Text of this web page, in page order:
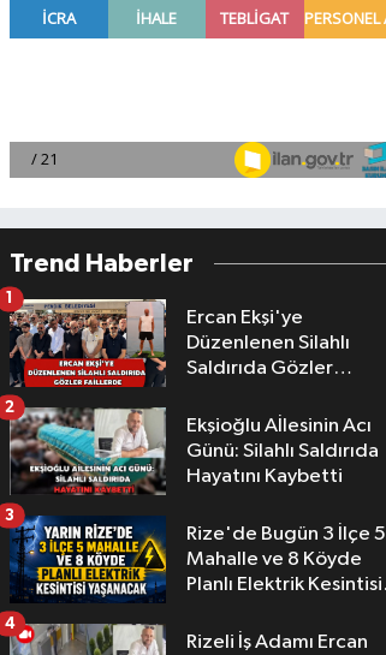
Trend Haberler
Ercan Ekşi'ye
Düzenlenen Silahlı
Saldırıda Gözler
1
Ekşioğlu Aİlesinin Acı
Günü: Silahlı Saldırıda
Hayatını Kaybetti
2
Rize'de Bugün 3 İlçe 5
Mahalle ve 8 Köyde
Planlı Elektrik Kesintisi
3
Rizeli İş Adamı Ercan
4